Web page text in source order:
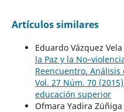
Artículos similares
Eduardo Vázquez
la Paz y la
Reencuentro.
Vol. 27 Núm. 70
educación superior
Ofmara Yadira